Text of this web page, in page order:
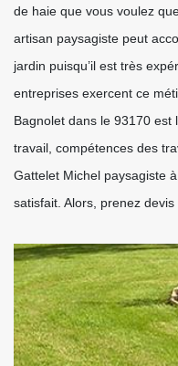
de haie que vous voulez
artisan paysagiste peut
jardin puisqu’il est très
entreprises exercent ce
Bagnolet dans le 93170
travail, compétences des
Gattelet Michel paysagiste
satisfait. Alors, prenez devis